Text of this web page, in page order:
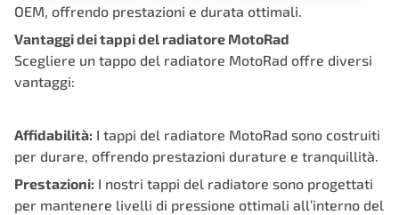
OEM, offrendo prestazioni e durata ottimali.
Vantaggi dei tappi del radiatore MotoRad
Scegliere un tappo del radiatore MotoRad offre diversi
vantaggi:
Affidabilità: I tappi del radiatore MotoRad sono costruiti
per durare, offrendo prestazioni durature e tranquillità.
Prestazioni: I nostri tappi del radiatore sono progettati
per mantenere livelli di pressione ottimali all’interno del